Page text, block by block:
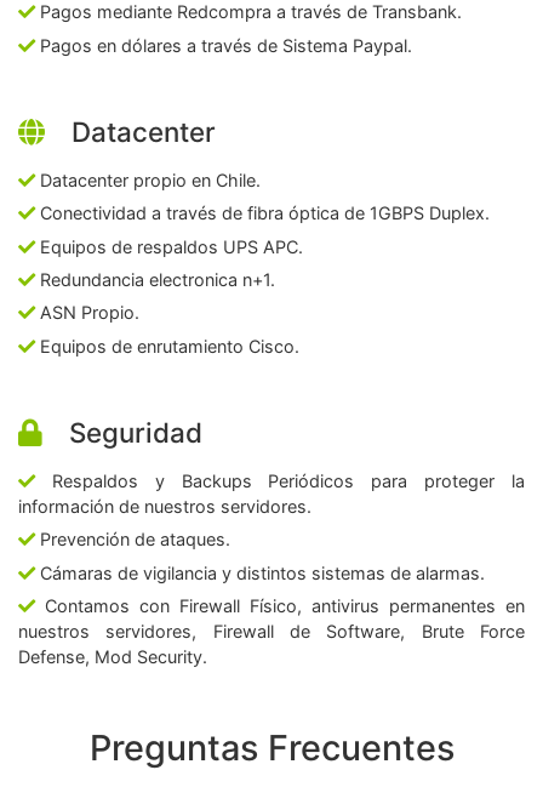
Pagos mediante Redcompra a través de Transbank.
Pagos en dólares a través de Sistema Paypal.
Datacenter
Datacenter propio en Chile.
Conectividad a través de fibra óptica de 1GBPS Duplex.
Equipos de respaldos UPS APC.
Redundancia electronica n+1.
ASN Propio.
Equipos de enrutamiento Cisco.
Seguridad
Respaldos y Backups Periódicos para proteger la
información de nuestros servidores.
Prevención de ataques.
Cámaras de vigilancia y distintos sistemas de alarmas.
Contamos con Firewall Físico, antivirus permanentes en
nuestros servidores, Firewall de Software, Brute Force
Defense, Mod Security.
Preguntas Frecuentes